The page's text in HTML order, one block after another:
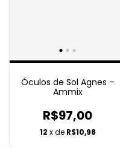
Óculos de Sol Agnes –
Ammix
R$97,00
12 x de R$10,98